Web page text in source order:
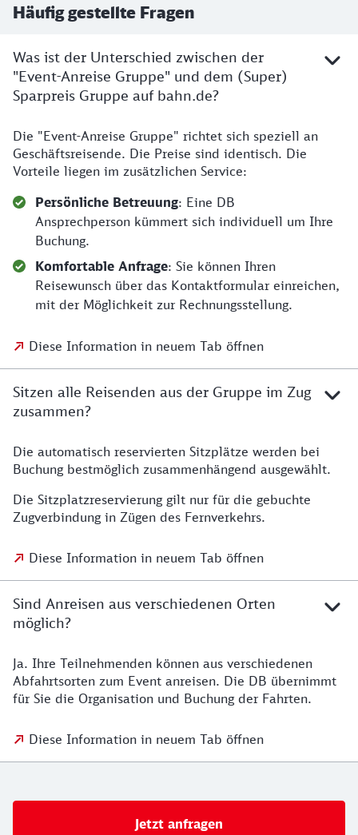
Häufig gestellte Fragen
Was ist der Unterschied zwischen der
"Event-Anreise Gruppe" und dem (Super)
Sparpreis Gruppe auf bahn.de?
Die "Event-Anreise Gruppe" richtet sich speziell an
Geschäftsreisende. Die Preise sind identisch. Die
Vorteile liegen im zusätzlichen Service:
Persönliche Betreuung: Eine DB
Ansprechperson kümmert sich individuell um Ihre
Buchung.
Komfortable Anfrage: Sie können Ihren
Reisewunsch über das Kontaktformular einreichen,
mit der Möglichkeit zur Rechnungsstellung.
Diese Information in neuem Tab öffnen
Sitzen alle Reisenden aus der Gruppe im Zug
zusammen?
Die automatisch reservierten Sitzplätze werden bei
Buchung bestmöglich zusammenhängend ausgewählt.
Die Sitzplatzreservierung gilt nur für die gebuchte
Zugverbindung in Zügen des Fernverkehrs.
Diese Information in neuem Tab öffnen
Sind Anreisen aus verschiedenen Orten
möglich?
Ja. Ihre Teilnehmenden können aus verschiedenen
Abfahrtsorten zum Event anreisen. Die DB übernimmt
für Sie die Organisation und Buchung der Fahrten.
Diese Information in neuem Tab öffnen
Jetzt anfragen